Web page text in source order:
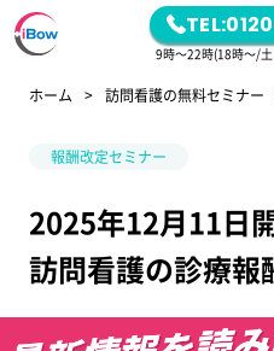
9時～22時(18時～/
ホーム 訪問看護の無料セミナー
報酬改定セミナー
2025年12月11日
訪問看護の診療報